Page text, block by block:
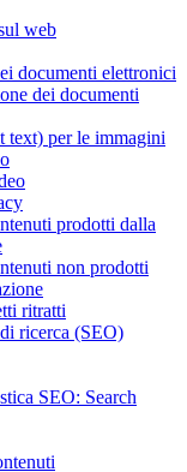
web
documenti elettronici
dei documenti
text) per le immagini
prodotti dalla
non prodotti
ritratti
ricerca (SEO)
SEO: Search